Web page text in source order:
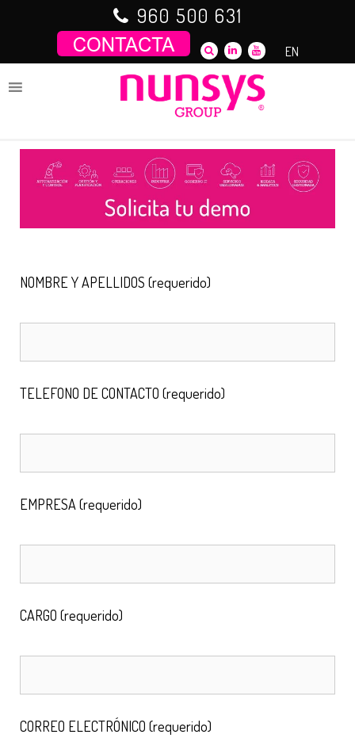
960 500 631
EN
NOMBRE Y APELLIDOS (requerido)
TELEFONO DE CONTACTO (requerido)
EMPRESA (requerido)
CARGO (requerido)
CORREO ELECTRÓNICO (requerido)